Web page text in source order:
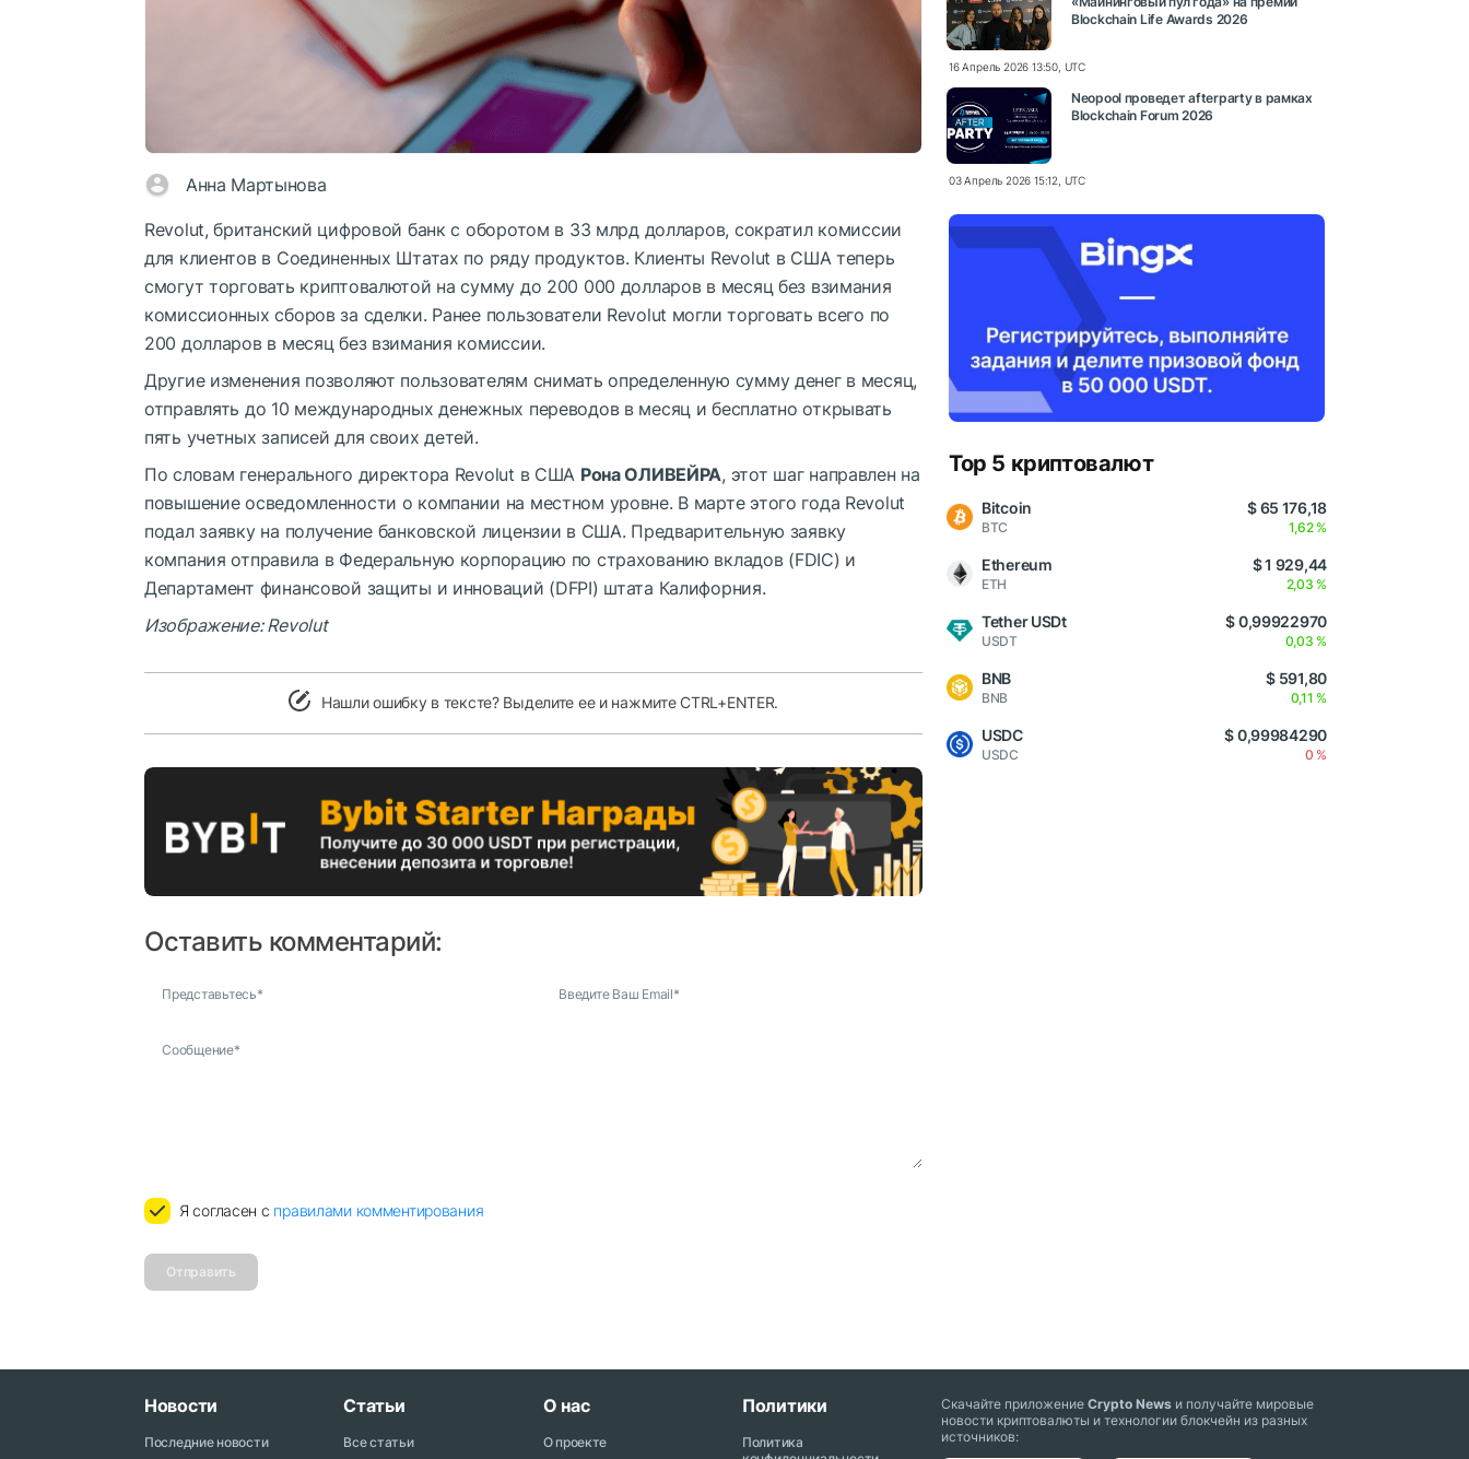
Анна Мартынова
Revolut, британский цифровой банк с оборотом в 33 млрд долларов, сократил комиссии
для клиентов в Соединенных Штатах по ряду продуктов. Клиенты Revolut в США теперь
смогут торговать криптовалютой на сумму до 200 000 долларов в месяц без взимания
комиссионных сборов за сделки. Ранее пользователи Revolut могли торговать всего по
200 долларов в месяц без взимания комиссии.
Другие изменения позволяют пользователям снимать определенную сумму денег в месяц,
отправлять до 10 международных денежных переводов в месяц и бесплатно открывать
пять учетных записей для своих детей.
По словам генерального директора Revolut в США Рона ОЛИВЕЙРА, этот шаг направлен на
повышение осведомленности о компании на местном уровне. В марте этого года Revolut
подал заявку на получение банковской лицензии в США. Предварительную заявку
компания отправила в Федеральную корпорацию по страхованию вкладов (FDIC) и
Департамент финансовой защиты и инноваций (DFPI) штата Калифорния.
Изображение: Revolut
Нашли ошибку в тексте? Выделите ее и нажмите CTRL+ENTER.
Оставить комментарий:
Представьтесь* Введите Ваш Email*
Сообщение*
Я согласен с правилами комментирования
Отправить
Blockchain Life Awards 2026
16 Апрель 2026 13:50, UTC
Neopool проведет afterparty в рамках
Blockchain Forum 2026
03 Апрель 2026 15:12, UTC
Top 5 криптовалют
Bitcoin
BTC
$ 65 176,18
1,62 %
Ethereum
ETH
$ 1 929,44
2,03 %
Tether USDt
USDT
$ 0,99922970
0,03 %
BNB
BNB
$ 591,80
0,11 %
USDC
USDC
$ 0,99984290
0 %
Новости
Последние новости
Статьи
Все статьи
О нас
О проекте
Политики
Политика
Скачайте приложениеCrypto News и получайте мировые
новости криптовалюты и технологии блокчейн из разных
источников: